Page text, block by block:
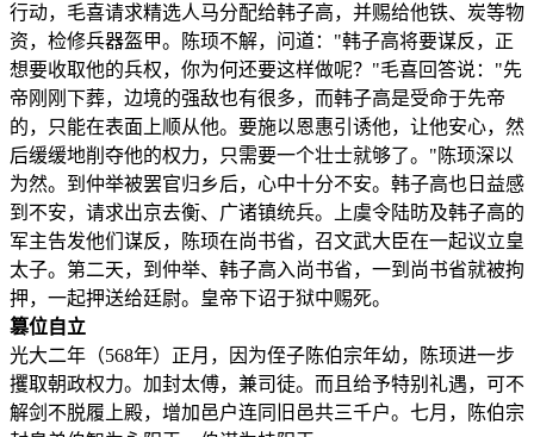
行动，毛喜请求精选人马分配给韩子高，并赐给他铁、炭等物
资，检修兵器盔甲。陈顼不解，问道："韩子高将要谋反，正
想要收取他的兵权，你为何还要这样做呢？"毛喜回答说："先
帝刚刚下葬，边境的强敌也有很多，而韩子高是受命于先帝
的，只能在表面上顺从他。要施以恩惠引诱他，让他安心，然
后缓缓地削夺他的权力，只需要一个壮士就够了。"陈顼深以
为然。到仲举被罢官归乡后，心中十分不安。韩子高也日益感
到不安，请求出京去衡、广诸镇统兵。上虞令陆昉及韩子高的
军主告发他们谋反，陈顼在尚书省，召文武大臣在一起议立皇
太子。第二天，到仲举、韩子高入尚书省，一到尚书省就被拘
押，一起押送给廷尉。皇帝下诏于狱中赐死。
篡位自立
光大二年（568年）正月，因为侄子陈伯宗年幼，陈顼进一步
攫取朝政权力。加封太傅，兼司徒。而且给予特别礼遇，可不
解剑不脱履上殿，增加邑户连同旧邑共三千户。七月，陈伯宗